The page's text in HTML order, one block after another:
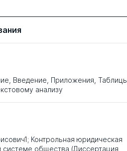
Введение, Приложения,
анализу
Контрольная юридическая
системе общества (Диссертация